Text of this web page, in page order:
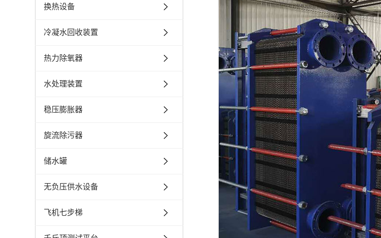
换热设备
冷凝水回收装置
热力除氧器
水处理装置
稳压膨胀器
旋流除污器
储水罐
无负压供水设备
飞机七步梯